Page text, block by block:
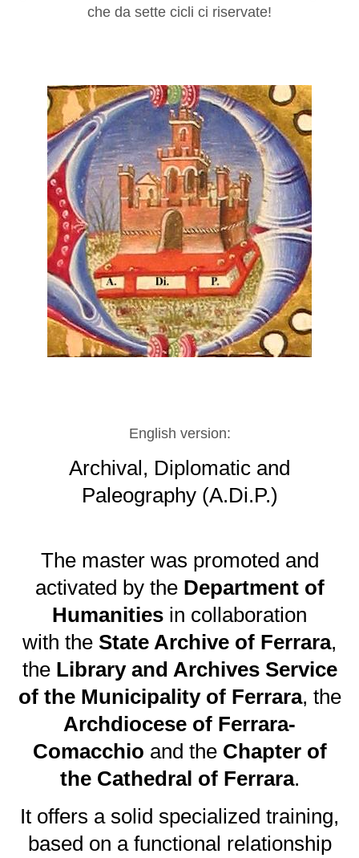
che da sette cicli ci riservate!
English version:
Archival, Diplomatic and
Paleography (A.Di.P.)
The master was promoted and
activated by the Department of
Humanities in collaboration
with the State Archive of Ferrara,
the Library and Archives Service
of the Municipality of Ferrara, the
Archdiocese of Ferrara-
Comacchio and the Chapter of
the Cathedral of Ferrara.
It offers a solid specialized training,
based on a functional relationship